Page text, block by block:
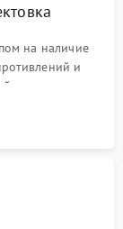
на наличие
и
питания,